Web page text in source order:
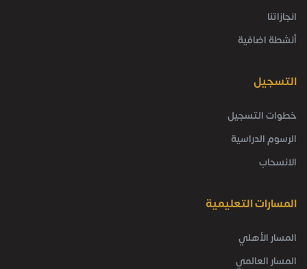
انجازاتنا
أنشطة اضافية
التسجيل
خطوات التسجيل
الرسوم الدراسية
الانسحاب
المسارات التعليمية
المسار الأهلي
المسار العالمي